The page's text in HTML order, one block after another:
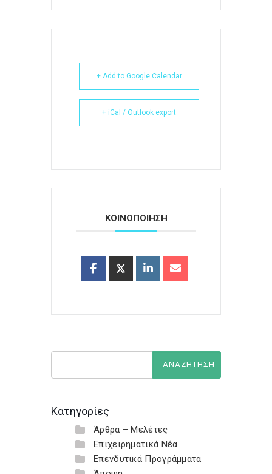
+ Add to Google Calendar
+ iCal / Outlook export
ΚΟΙΝΟΠΟΙΗΣΗ
Κατηγορίες
Άρθρα – Μελέτες
Επιχειρηματικά Νέα
Επενδυτικά Προγράμματα